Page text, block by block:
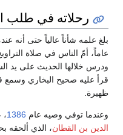
رحلاته في طلب
عاماً، أمّ الناس في صلاة
ودرس خلالها الحديث على يد
قرأ عليه صحيح البخاري
ظهيرة.
وعندما توفي وصيه عام 1386،
الدين بن القطان، الذي ألحقه